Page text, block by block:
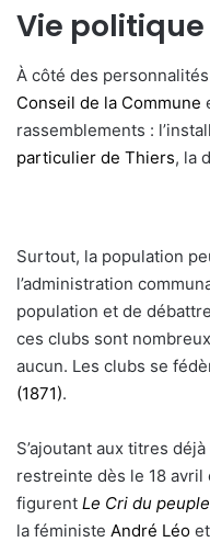
Vie politique
À côté des
Conseil de la Commune
rassemblements :
particulier de Thiers, la
Surtout, la population
l’administration
population et de
ces clubs sont
aucun. Les clubs se
(1871).
S’ajoutant aux titres
restreinte dès le 18
figurent Le Cri du peuple
la féministe André Léo et